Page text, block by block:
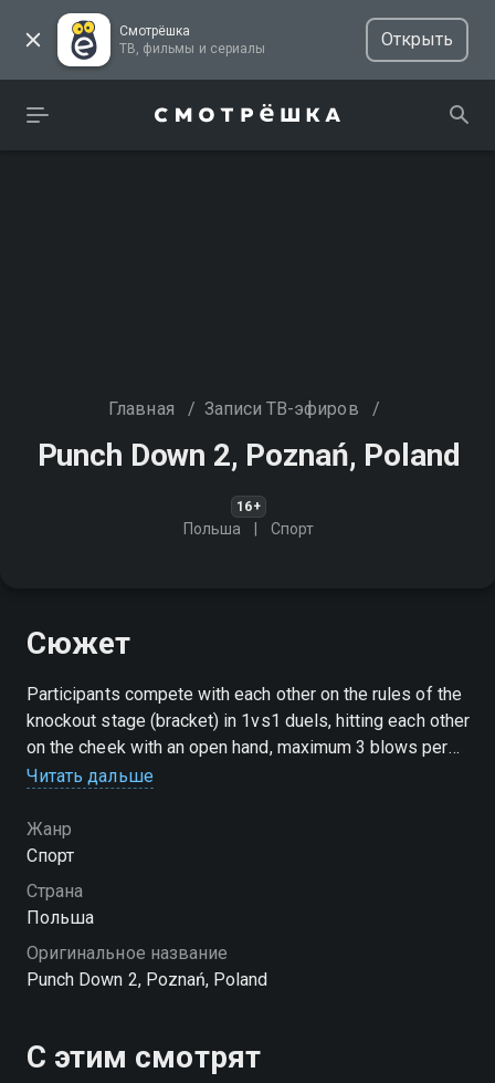
Смотрёшка
ТВ, фильмы и сериалы
Открыть
Главная / Записи ТВ-эфиров /
Punch Down 2, Poznań, Poland
16+
Польша Спорт
Сюжет
Participants compete with each other on the rules of the
knockout stage (bracket) in 1vs1 duels, hitting each other
on the cheek with an open hand, maximum 3 blows per
person. The winner is decided by a knock-out or a judge's
Читать дальше
Жанр
Спорт
Страна
Польша
Оригинальное название
Punch Down 2, Poznań, Poland
С этим смотрят